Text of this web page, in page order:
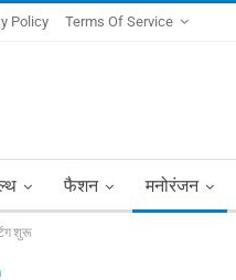
Policy Terms Of Service
फैशन मनोरंजन
शुरू